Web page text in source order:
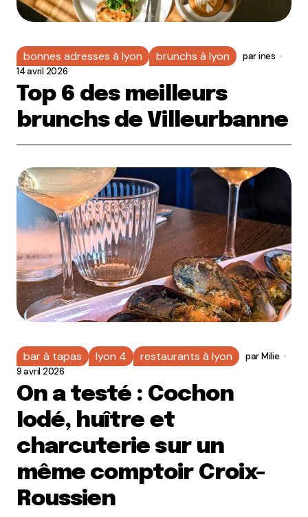
bonnes adresses à lyon brunchs à lyon parines
14 avril 2026
Top 6 des meilleurs
brunchs de Villeurbanne
bar à tapas lyon 4 restaurants à lyon parMilie
9 avril 2026
On a testé : Cochon
Iodé, huître et
charcuterie sur un
même comptoir Croix-
Roussien